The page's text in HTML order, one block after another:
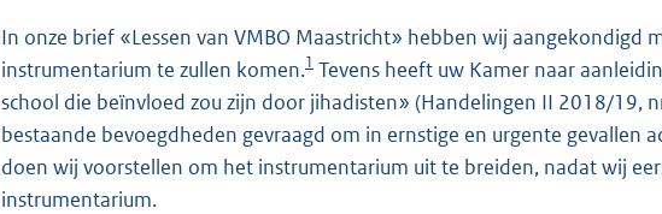
In onze brief «Lessen van VMBO Maastricht» hebben wij aangekondigd
instrumentarium te zullen komen.1 Tevens heeft uw Kamer naar
school die beïnvloed zou zijn door jihadisten» (Handelingen II 2018/19,
bestaande bevoegdheden gevraagd om in ernstige en urgente gevallen
doen wij voorstellen om het instrumentarium uit te breiden, nadat wij
instrumentarium.